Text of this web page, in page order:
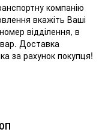
компанію
вкажіть Ваші
відділення, в
Доставка
за рахунок покупця!